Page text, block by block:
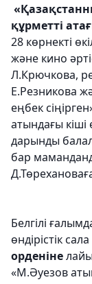
құрметті
28 көрнекті
және кино
Л.Крючкова,
Е.Резникова
еңбек
атындағы
дарынды
бар
Белгілі
өндірістік
орденіне
«М.Әуезов